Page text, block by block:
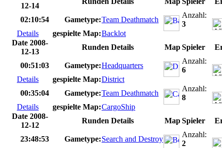
12-14
02:10:54 Gametype:Team Deathmatch
Anzahl:
3
Details
gespielte Map:Backlot
Date 2008-
12-13
Runden Details MapSpieler
00:51:03 Gametype:Headquarters
Anzahl:
6
Details
gespielte Map:District
00:35:04
Gametype:Team Deathmatch
Anzahl:
8
Details
gespielte Map:CargoShip
Date 2008-
12-12
Runden Details MapSpieler
23:48:53 Gametype:Search and Destroy
Anzahl:
2